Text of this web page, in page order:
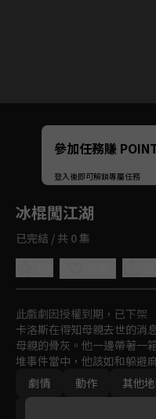
Unmute
如有不便請見諒
參加任務賺
登入後即可解鎖專屬任務
冰棍闖江湖
已完結 / 共 0 集
此戲劇因授權到期，已下架
卡洛斯在得知母親去世的消
母親的骨灰。他一邊帶著一
堆事件當中，他該如和躲避
劇情
動作 其他